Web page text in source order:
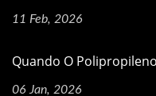
11 Feb, 2026
Quando O
06 Jan, 2026